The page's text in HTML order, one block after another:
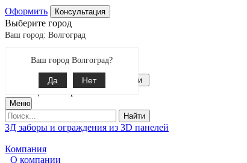
Оформить Консультация
Выберите город
Ваш город: Волгоград
Ваш город Волгоград?
Да Нет
Екатеринбург
8-800-775-99-60
Связаться с нами
позиции товаров
Меню
Найти
3Д заборы и ограждения из 3D панелей
Компания
О компании